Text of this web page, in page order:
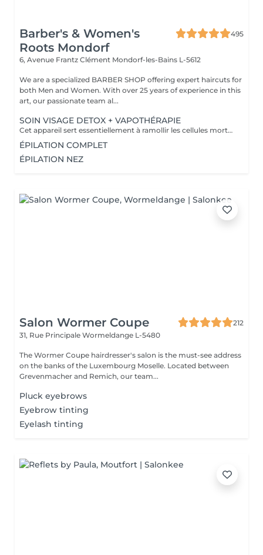
Barber's & Women's
Roots Mondorf
495
6, Avenue Frantz Clément Mondorf-les-Bains L-5612
We are a specialized BARBER SHOP offering expert haircuts for
both Men and Women. With over 25 years of experience in this
art, our passionate team al...
SOIN VISAGE DETOX + VAPOTHÉRAPIE
Cet appareil sert essentiellement à ramollir les cellules mortes de la peau et prépare la peau de manière optimale au soin correspondant. Le Vapozone permet ainsi d'ouvrir les pores pour un nettoyage en profondeur de la peau. La vapeur + l'ozone pénètre en profondeur dans les pores et nettoie les impuretés, le gras, les points noirs et les restes de maquillage. La vapeur peut donc aider à éliminer les toxines de l'épiderme.
ÉPILATION COMPLET
ÉPILATION NEZ
Salon Wormer Coupe
212
31, Rue Principale Wormeldange L-5480
The Wormer Coupe hairdresser's salon is the must-see address
on the banks of the Luxembourg Moselle. Located between
Grevenmacher and Remich, our team...
Pluck eyebrows
Eyebrow tinting
Eyelash tinting